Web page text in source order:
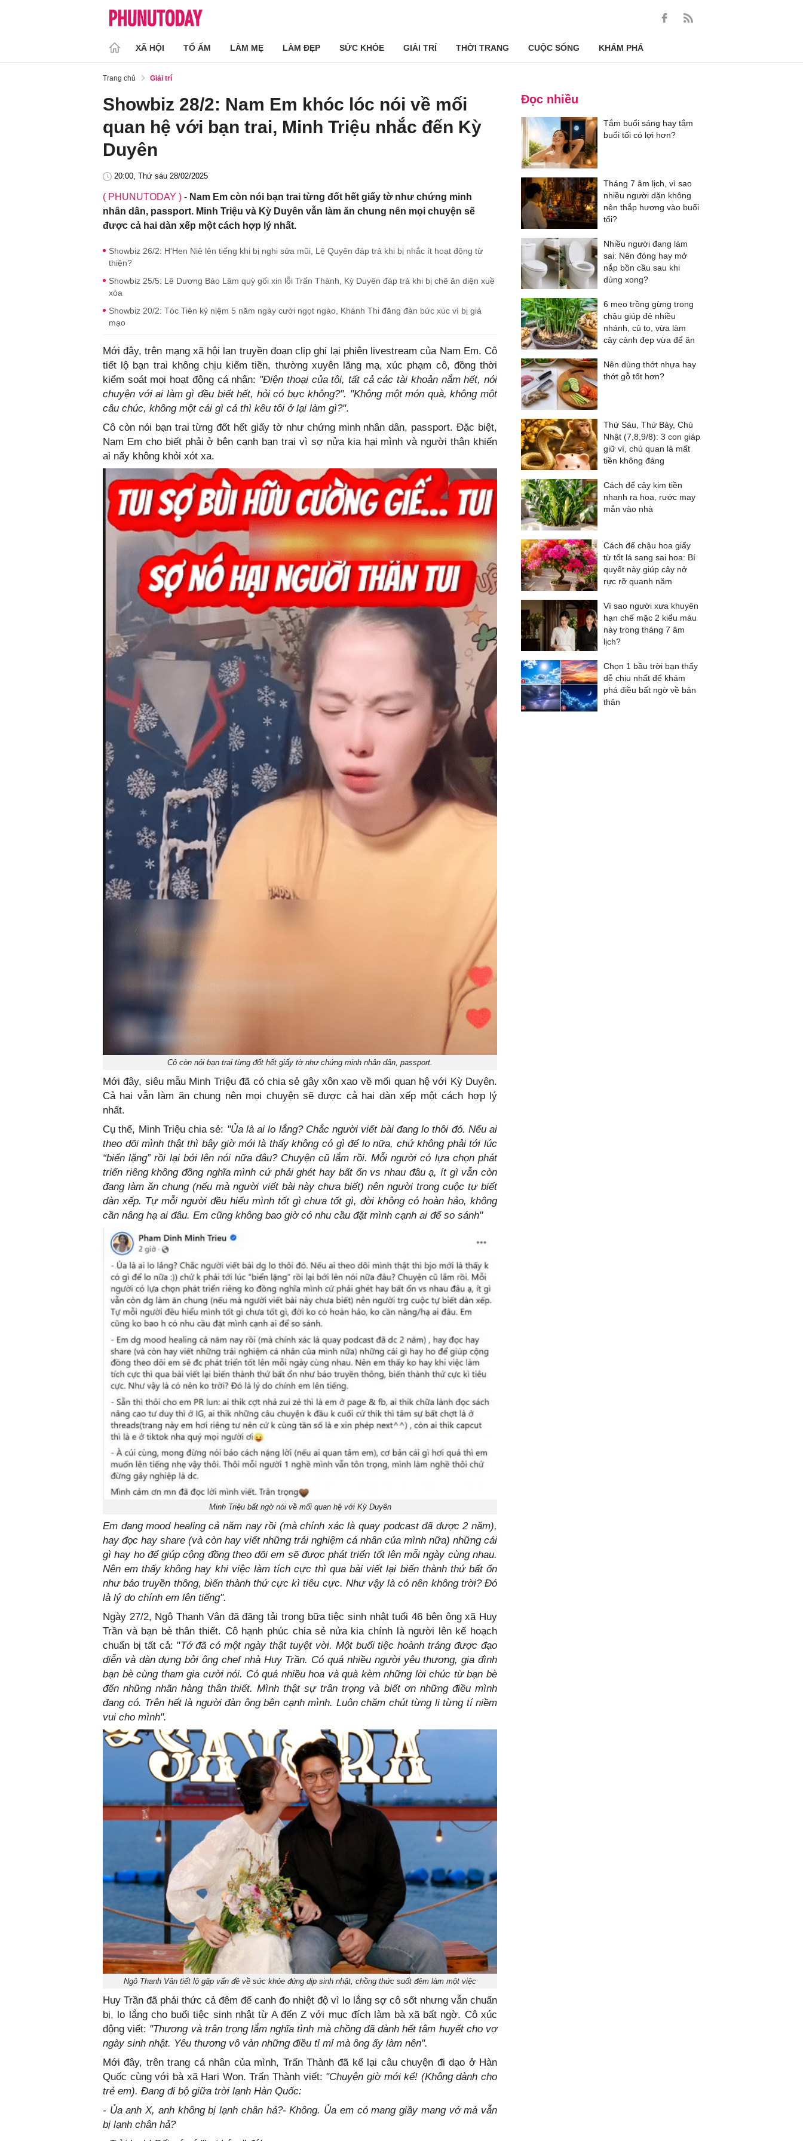
XÃ HỘI TỔ ẤM LÀM MẸ LÀM ĐẸP SỨC KHỎE GIẢI TRÍ THỜI TRANG CUỘC SỐNG KHÁM PHÁ
Trang chủ Giải trí
Showbiz 28/2: Nam Em khóc lóc nói về mối
quan hệ với bạn trai, Minh Triệu nhắc đến Kỳ
Duyên
20:00, Thứ sáu 28/02/2025
( PHUNUTODAY ) - Nam Em còn nói bạn trai từng đốt hết giấy tờ như chứng minh
nhân dân, passport. Minh Triệu và Kỳ Duyên vẫn làm ăn chung nên mọi chuyện sẽ
được cả hai dàn xếp một cách hợp lý nhất.
Showbiz 26/2: H'Hen Niê lên tiếng khi bị nghi sửa mũi, Lệ Quyên đáp trả khi bị nhắc ít hoạt động từ
thiện?
Showbiz 25/5: Lê Dương Bảo Lâm quỳ gối xin lỗi Trấn Thành, Kỳ Duyên đáp trả khi bị chê ăn diện xuề
xòa
Showbiz 20/2: Tóc Tiên kỷ niệm 5 năm ngày cưới ngọt ngào, Khánh Thi đăng đàn bức xúc vì bị giả
mạo
Mới đây, trên mạng xã hội lan truyền đoạn clip ghi lại phiên livestream của Nam Em. Cô
tiết lộ bạn trai không chịu kiếm tiền, thường xuyên lăng mạ, xúc phạm cô, đồng thời
kiểm soát mọi hoạt động cá nhân: "Điện thoại của tôi, tất cả các tài khoản nắm hết, nói
chuyện với ai làm gì đều biết hết, hỏi có bực không?". "Không một món quà, không một
câu chúc, không một cái gì cả thì kêu tôi ở lại làm gì?".
Cô còn nói bạn trai từng đốt hết giấy tờ như chứng minh nhân dân, passport. Đặc biệt,
Nam Em cho biết phải ở bên cạnh bạn trai vì sợ nửa kia hại mình và người thân khiến
ai nấy không khỏi xót xa.
Cô còn nói bạn trai từng đốt hết giấy tờ như chứng minh nhân dân, passport.
Mới đây, siêu mẫu Minh Triệu đã có chia sẻ gây xôn xao về mối quan hệ với Kỳ Duyên.
Cả hai vẫn làm ăn chung nên mọi chuyện sẽ được cả hai dàn xếp một cách hợp lý
nhất.
Cụ thể, Minh Triệu chia sẻ: "Ủa là ai lo lắng? Chắc người viết bài đang lo thôi đó. Nếu ai
theo dõi mình thật thì bây giờ mới là thấy không có gì để lo nữa, chứ không phải tới lúc
“biển lặng” rồi lại bới lên nói nữa đâu? Chuyện cũ lắm rồi. Mỗi người có lựa chọn phát
triển riêng không đồng nghĩa mình cứ phải ghét hay bất ổn vs nhau đâu ạ, ít gì vẫn còn
đang làm ăn chung (nếu mà người viết bài này chưa biết) nên người trong cuộc tự biết
dàn xếp. Tự mỗi người đều hiểu mình tốt gì chưa tốt gì, đời không có hoàn hảo, không
cần nâng hạ ai đâu. Em cũng không bao giờ có nhu cầu đặt mình cạnh ai để so sánh"
Minh Triệu bất ngờ nói về mối quan hệ với Kỳ Duyên
Em đang mood healing cả năm nay rồi (mà chính xác là quay podcast đã được 2 năm),
hay đọc hay share (và còn hay viết những trải nghiệm cá nhân của mình nữa) những cái
gì hay ho để giúp cộng đồng theo dõi em sẽ được phát triển tốt lên mỗi ngày cùng nhau.
Nên em thấy không hay khi việc làm tích cực thì qua bài viết lại biến thành thứ bất ổn
như báo truyền thông, biến thành thứ cực kì tiêu cực. Như vậy là có nên không trời? Đó
là lý do chính em lên tiếng".
Ngày 27/2, Ngô Thanh Vân đã đăng tải trong bữa tiệc sinh nhật tuổi 46 bên ông xã Huy
Trần và bạn bè thân thiết. Cô hạnh phúc chia sẻ nửa kia chính là người lên kế hoạch
chuẩn bị tất cả: "Tớ đã có một ngày thật tuyệt vời. Một buổi tiệc hoành tráng được đạo
diễn và dàn dựng bởi ông chef nhà Huy Trần. Có quá nhiều người yêu thương, gia đình
bạn bè cùng tham gia cười nói. Có quá nhiều hoa và quà kèm những lời chúc từ bạn bè
đến những nhãn hàng thân thiết. Mình thật sự trân trọng và biết ơn những điều mình
đang có. Trên hết là người đàn ông bên cạnh mình. Luôn chăm chút từng li từng tí niềm
vui cho mình".
Ngô Thanh Vân tiết lộ gặp vấn đề về sức khỏe đúng dịp sinh nhật, chồng thức suốt đêm làm một việc
Huy Trần đã phải thức cả đêm để canh đo nhiệt độ vì lo lắng sợ cô sốt nhưng vẫn chuẩn
bị, lo lắng cho buổi tiệc sinh nhật từ A đến Z với mục đích làm bà xã bất ngờ. Cô xúc
động viết: "Thương và trân trọng lắm nghĩa tình mà chồng đã dành hết tâm huyết cho vợ
ngày sinh nhật. Yêu thương vô vàn những điều tỉ mỉ mà ông ấy làm nên".
Mới đây, trên trang cá nhân của mình, Trấn Thành đã kể lại câu chuyện đi dạo ở Hàn
Quốc cùng với bà xã Hari Won. Trấn Thành viết: "Chuyện giờ mới kể! (Không dành cho
trẻ em). Đang đi bộ giữa trời lạnh Hàn Quốc:
- Ủa anh X, anh không bị lạnh chân hả?- Không. Ủa em có mang giầy mang vớ mà vẫn
bị lạnh chân hả?
Đọc nhiều
Tắm buổi sáng hay tắm
buổi tối có lợi hơn?
Tháng 7 âm lịch, vì sao
nhiều người dặn không
nên thắp hương vào buổi
tối?
Nhiều người đang làm
sai: Nên đóng hay mở
nắp bồn cầu sau khi
dùng xong?
6 mẹo trồng gừng trong
chậu giúp đẻ nhiều
nhánh, củ to, vừa làm
cây cảnh đẹp vừa để ăn
Nên dùng thớt nhựa hay
thớt gỗ tốt hơn?
Thứ Sáu, Thứ Bảy, Chủ
Nhật (7,8,9/8): 3 con giáp
giữ ví, chủ quan là mất
tiền không đáng
Cách để cây kim tiền
nhanh ra hoa, rước may
mắn vào nhà
Cách để chậu hoa giấy
từ tốt lá sang sai hoa: Bí
quyết này giúp cây nở
rực rỡ quanh năm
Vì sao người xưa khuyên
hạn chế mặc 2 kiểu màu
này trong tháng 7 âm
lịch?
Chọn 1 bầu trời bạn thấy
dễ chịu nhất để khám
phá điều bất ngờ về bản
thân